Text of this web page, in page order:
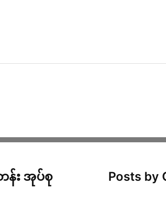
း အုပ်စု Posts by